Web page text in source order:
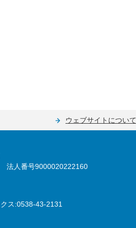
ウェブサイトについて
法人番号9000020222160
ス:0538-43-2131